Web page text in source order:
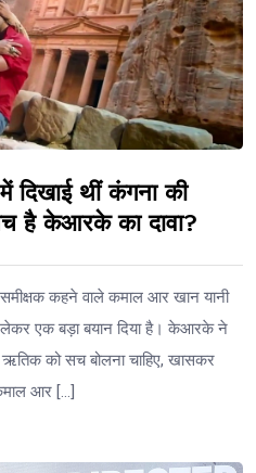
थीं कंगना की
है केआरके का दावा?
कहने वाले कमाल आर खान यानी
एक बड़ा बयान दिया है। केआरके ने
को सच बोलना चाहिए, खासकर
आर […]